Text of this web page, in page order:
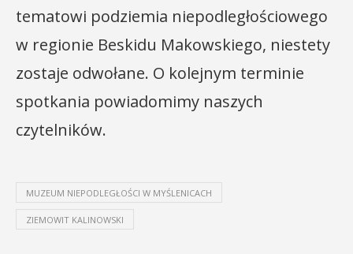
tematowi podziemia niepodległościowego
w regionie Beskidu Makowskiego, niestety
zostaje odwołane. O kolejnym terminie
spotkania powiadomimy naszych
czytelników.
MUZEUM NIEPODLEGŁOŚCI W MYŚLENICACH
ZIEMOWIT KALINOWSKI